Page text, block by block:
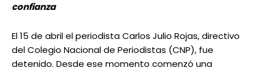
confianza
El 15 de abril el periodista Carlos Julio Rojas, directivo
del Colegio Nacional de Periodistas (CNP), fue
detenido. Desde ese momento comenzó una